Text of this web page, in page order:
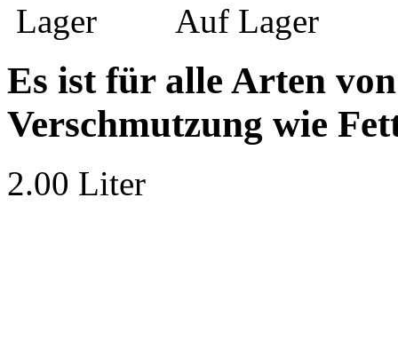
Auf Lager
Es ist für alle Arten
Verschmutzung wie
2.00 Liter